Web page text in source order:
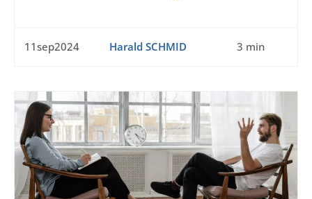
11sep2024 Harald SCHMID 3 min